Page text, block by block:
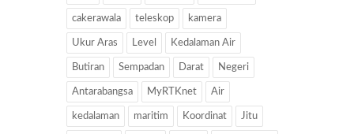
cakerawala teleskop kamera
Ukur Aras Level Kedalaman Air
Butiran Sempadan Darat Negeri
Antarabangsa MyRTKnet Air
kedalaman maritim Koordinat Jitu